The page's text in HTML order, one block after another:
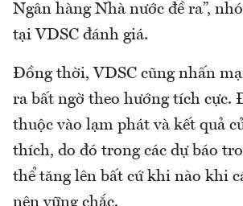
Ngân hàng Nhà nước đề ra”,
tại VDSC đánh giá.
Đồng thời, VDSC cũng nhấn
ra bất ngờ theo hướng tích cực.
thuộc vào lạm phát và kết quả
thích, do đó trong các dự báo
thể tăng lên bất cứ khi nào khi
nên vững chắc.